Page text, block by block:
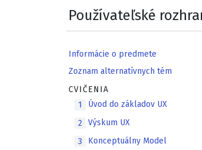
Používateľské
Informácie o predmete
Zoznam alternatívnych tém
CVIČENIA
1
Úvod do základov UX
2 Výskum UX
3
Konceptuálny Model